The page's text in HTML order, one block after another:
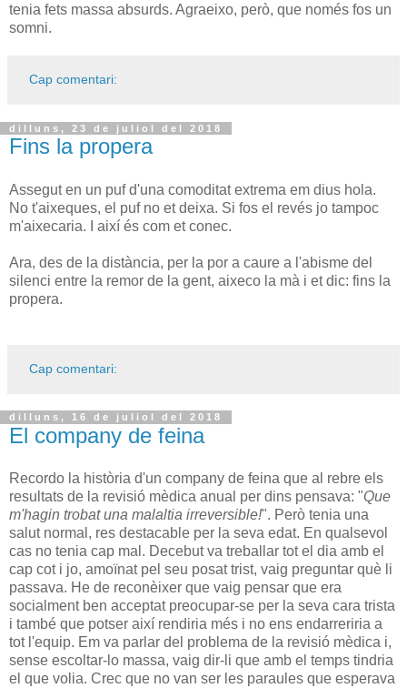
tenia fets massa absurds. Agraeixo, però, que només fos un
somni.
Cap comentari:
dilluns, 23 de juliol del 2018
Fins la propera
Assegut en un puf d'una comoditat extrema em dius hola.
No t'aixeques, el puf no et deixa. Si fos el revés jo tampoc
m'aixecaria. I així és com et conec.
Ara, des de la distància, per la por a caure a l'abisme del
silenci entre la remor de la gent, aixeco la mà i et dic: fins la
propera.
Cap comentari:
dilluns, 16 de juliol del 2018
El company de feina
Recordo la història d'un company de feina que al rebre els
resultats de la revisió mèdica anual per dins pensava: "Que
m'hagin trobat una malaltia irreversible!". Però tenia una
salut normal, res destacable per la seva edat. En qualsevol
cas no tenia cap mal. Decebut va treballar tot el dia amb el
cap cot i jo, amoïnat pel seu posat trist, vaig preguntar què li
passava. He de reconèixer que vaig pensar que era
socialment ben acceptat preocupar-se per la seva cara trista
i també que potser així rendiria més i no ens endarreriria a
tot l'equip. Em va parlar del problema de la revisió mèdica i,
sense escoltar-lo massa, vaig dir-li que amb el temps tindria
el que volia. Crec que no van ser les paraules que esperava